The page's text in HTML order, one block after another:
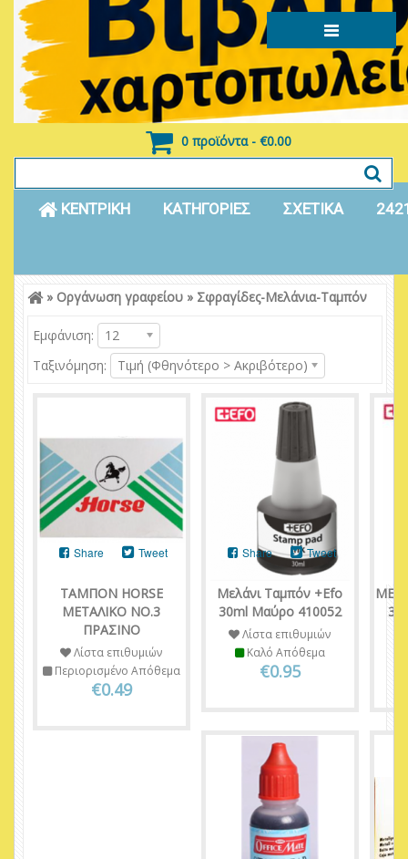
0 προϊόντα - €0.00
ΚΕΝΤΡΙΚΗ ΚΑΤΗΓΟΡΙΕΣ ΣΧΕΤΙΚΑ
Είσοδος Εγγραφή
» Οργάνωση γραφείου» Σφραγίδες-Μελάνια-Ταμπόν
Εμφάνιση:
12
Ταξινόμηση:
Τιμή (Φθηνότερο > Ακριβότερο)
ΤΑΜΠΟΝ HORSE
ΜΕΤΑΛΙΚΟ ΝΟ.3
ΠΡΑΣΙΝΟ
Share Tweet
Λίστα επιθυμιών
Περιορισμένο Απόθεμα
€0.49
Μελάνι Ταμπόν +Efo
30ml Μαύρο 410052
Share Tweet
Λίστα επιθυμιών
Καλό Απόθεμα
€0.95